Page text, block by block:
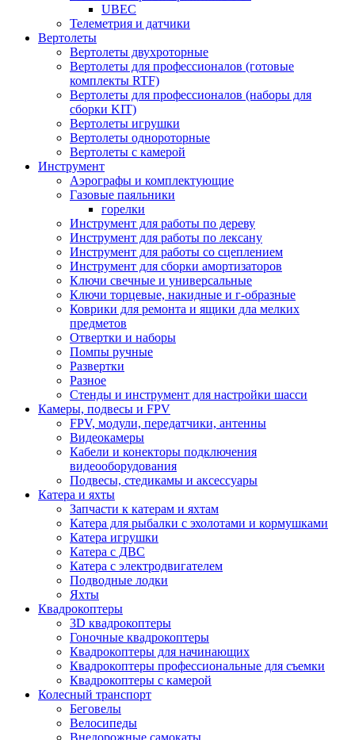
UBEC
Телеметрия и датчики
Вертолеты
Вертолеты двухроторные
Вертолеты для профессионалов (готовые
комплекты RTF)
Вертолеты для профессионалов (наборы для
сборки KIT)
Вертолеты игрушки
Вертолеты однороторные
Вертолеты с камерой
Инструмент
Аэрографы и комплектующие
Газовые паяльники
горелки
Инструмент для работы по дереву
Инструмент для работы по лексану
Инструмент для работы со сцеплением
Инструмент для сборки амортизаторов
Ключи свечные и универсальные
Ключи торцевые, накидные и г-образные
Коврики для ремонта и ящики дла мелких
предметов
Отвертки и наборы
Помпы ручные
Развертки
Разное
Стенды и инструмент для настройки шасси
Камеры, подвесы и FPV
FPV, модули, передатчики, антенны
Видеокамеры
Кабели и конекторы подключения
видеооборудования
Подвесы, стедикамы и аксессуары
Катера и яхты
Запчасти к катерам и яхтам
Катера для рыбалки с эхолотами и кормушками
Катера игрушки
Катера с ДВС
Катера с электродвигателем
Подводные лодки
Яхты
Квадрокоптеры
3D квадрокоптеры
Гоночные квадрокоптеры
Квадрокоптеры для начинающих
Квадрокоптеры профессиональные для съемки
Квадрокоптеры с камерой
Колесный транспорт
Беговелы
Велосипеды
Внедорожные самокаты